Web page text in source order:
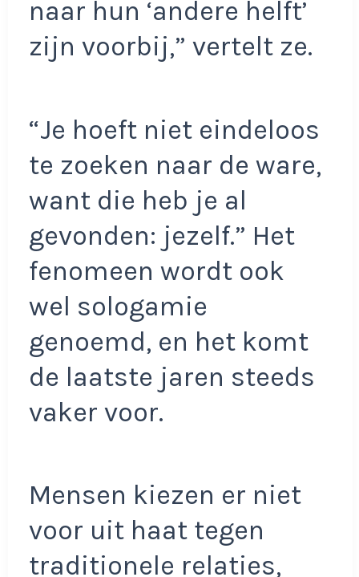
naar hun ‘andere helft’
zijn voorbij,” vertelt ze.
“Je hoeft niet eindeloos
te zoeken naar de ware,
want die heb je al
gevonden: jezelf.” Het
fenomeen wordt ook
wel sologamie
genoemd, en het komt
de laatste jaren steeds
vaker voor.
Mensen kiezen er niet
voor uit haat tegen
traditionele relaties,